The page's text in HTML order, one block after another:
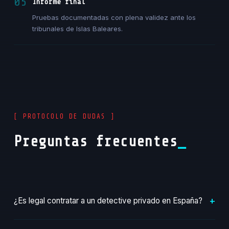
Pruebas documentadas con plena validez ante los
tribunales de Islas Baleares.
[ PROTOCOLO DE DUDAS ]
Preguntas frecuentes
¿Es legal contratar a un detective privado en España? +